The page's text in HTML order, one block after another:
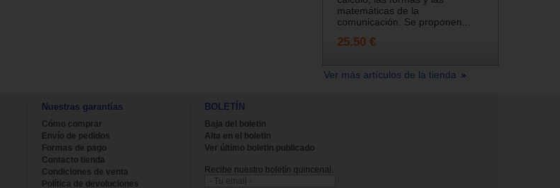
matemáticas de la
comunicación. Se proponen...
25.50 €
Ver más artículos de la tienda
Nuestras garantías
Cómo comprar
Envío de pedidos
Formas de pago
Contacto tienda
Condiciones de venta
Política de devoluciones
BOLETÍN
Baja del boletin
Alta en el boletin
Ver último boletin publicado
Recibe nuestro boletín quincenal.